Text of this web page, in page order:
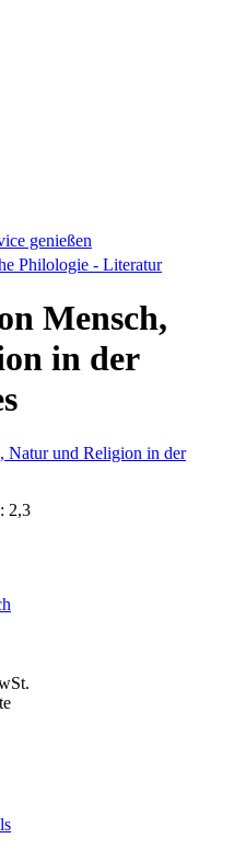
genießen
Philologie - Literatur
Mensch,
in der
2,3